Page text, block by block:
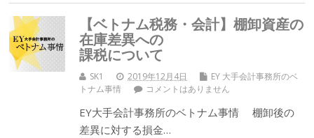
【ベトナム税務・会計】棚卸資産の
在庫差異への
課税について
SK1 2019年12月4日
EY 大手会計事務所のベ
トナム事情
コメントはありません
EY大手会計事務所のベトナム事情 棚卸後の
差異に対する損金…